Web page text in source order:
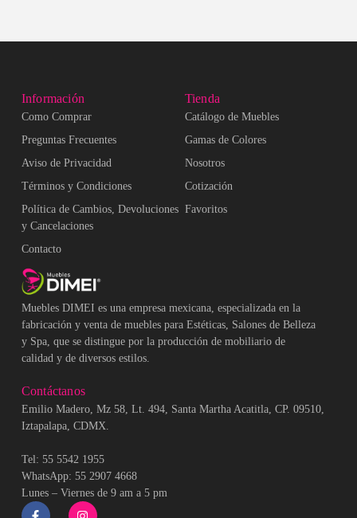
Muebles DIMEI es una empresa mexicana, especializada en la
fabricación y venta de muebles para Estéticas, Salones de Belleza
y Spa, que se distingue por la producción de mobiliario de
calidad y de diversos estilos.
Información
Como Comprar
Preguntas Frecuentes
Aviso de Privacidad
Términos y Condiciones
Política de Cambios, Devoluciones
y Cancelaciones
Contacto
Tienda
Catálogo de Muebles
Gamas de Colores
Nosotros
Cotización
Favoritos
Contáctanos
Emilio Madero, Mz 58, Lt. 494, Santa Martha Acatitla, CP. 09510,
Iztapalapa, CDMX.
Tel: 55 5542 1955
WhatsApp: 55 2907 4668
Lunes – Viernes de 9 am a 5 pm